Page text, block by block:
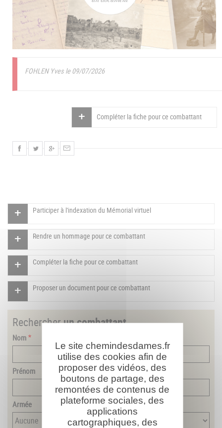
FOHLEN Yves le 09/07/2026
Compléter la fiche pour ce combattant
Participer à l'indexation du Mémorial virtuel
Rendre un hommage pour ce combattant
Compléter la fiche pour ce combattant
Proposer un document pour ce combattant
Rechercherun combattant
Nom
Prénom
Armée
Le site chemindesdames.fr
utilise des cookies afin de
proposer des vidéos, des
boutons de partage, des
remontées de contenus de
plateforme sociales, des
applications
cartographiques, des